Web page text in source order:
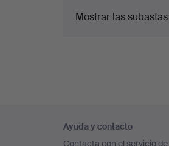
Mostrar las
en
Ayuda y contacto
Contacta con el servicio